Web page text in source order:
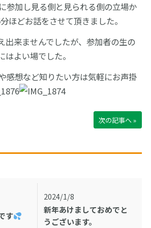
参加し見る側と見られる側の立場か
ほどお話をさせて頂きました。
出来ませんでしたが、参加者の生の
よい場でした。
感想など知りたい方は気軽にお声掛
次の記事へ »
す
2024/1/8
新年あけましておめでと
うございます。